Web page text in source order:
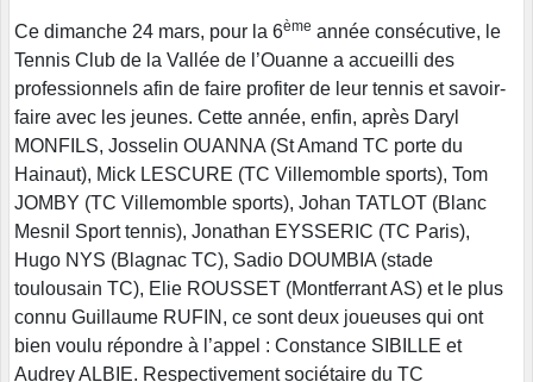
Ce dimanche 24 mars, pour la 6ème année consécutive, le
Tennis Club de la Vallée de l’Ouanne a accueilli des
professionnels afin de faire profiter de leur tennis et savoir-
faire avec les jeunes. Cette année, enfin, après Daryl
MONFILS, Josselin OUANNA (St Amand TC porte du
Hainaut), Mick LESCURE (TC Villemomble sports), Tom
JOMBY (TC Villemomble sports), Johan TATLOT (Blanc
Mesnil Sport tennis), Jonathan EYSSERIC (TC Paris),
Hugo NYS (Blagnac TC), Sadio DOUMBIA (stade
toulousain TC), Elie ROUSSET (Montferrant AS) et le plus
connu Guillaume RUFIN, ce sont deux joueuses qui ont
bien voulu répondre à l’appel : Constance SIBILLE et
Audrey ALBIE. Respectivement sociétaire du TC